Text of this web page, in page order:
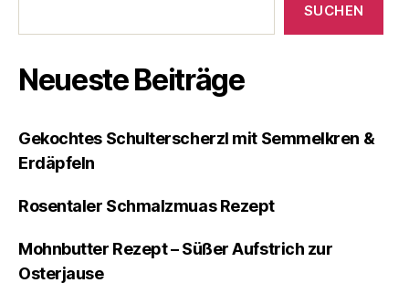
SUCHEN
Neueste Beiträge
Gekochtes Schulterscherzl mit Semmelkren &
Erdäpfeln
Rosentaler Schmalzmuas Rezept
Mohnbutter Rezept – Süßer Aufstrich zur
Osterjause